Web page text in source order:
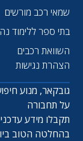
שמאי רכב מורשים
בתי ספר ללימוד
השוואת רכבים
הצהרת נגישות
גובקאר, מנוע
על תחבורה
תקבלו מידע
בהחלטה הטוב